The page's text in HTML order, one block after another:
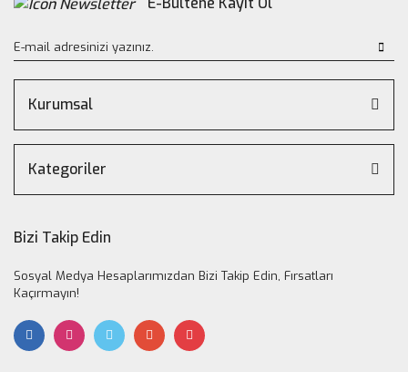
Kurumsal
Kategoriler
Bizi Takip Edin
Sosyal Medya Hesaplarımızdan Bizi Takip Edin, Fırsatları
Kaçırmayın!